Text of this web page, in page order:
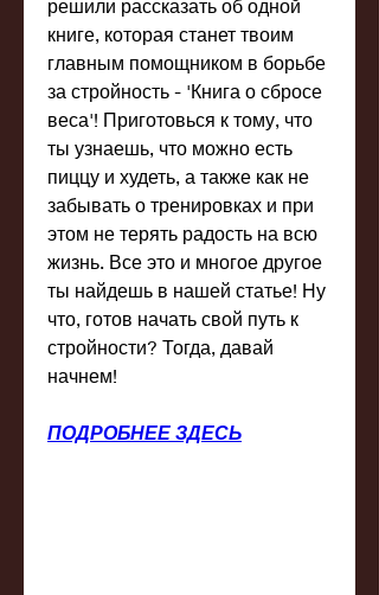
решили рассказать об одной
книге, которая станет твоим
главным помощником в борьбе
за стройность - 'Книга о сбросе
веса'! Приготовься к тому, что
ты узнаешь, что можно есть
пиццу и худеть, а также как не
забывать о тренировках и при
этом не терять радость на всю
жизнь. Все это и многое другое
ты найдешь в нашей статье! Ну
что, готов начать свой путь к
стройности? Тогда, давай
начнем!
ПОДРОБНЕЕ ЗДЕСЬ